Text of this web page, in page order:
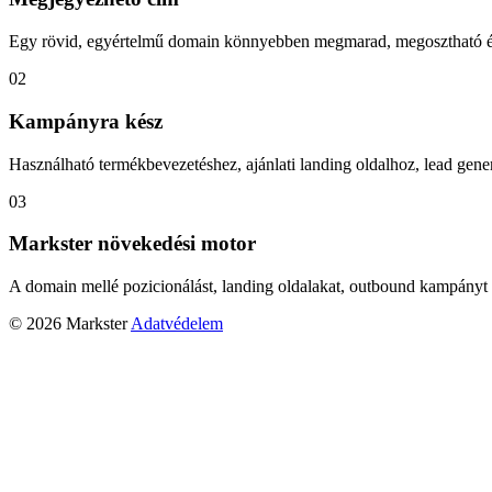
Egy rövid, egyértelmű domain könnyebben megmarad, megosztható
02
Kampányra kész
Használható termékbevezetéshez, ajánlati landing oldalhoz, lead
03
Markster növekedési motor
A domain mellé pozicionálást, landing oldalakat, outbound
© 2026 Markster Adatvédelem